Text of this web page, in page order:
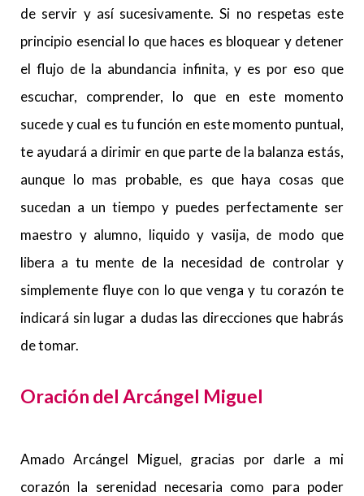
de servir y así sucesivamente. Si no respetas este
principio esencial lo que haces es bloquear y detener
el flujo de la abundancia infinita, y es por eso que
escuchar, comprender, lo que en este momento
sucede y cual es tu función en este momento puntual,
te ayudará a dirimir en que parte de la balanza estás,
aunque lo mas probable, es que haya cosas que
sucedan a un tiempo y puedes perfectamente ser
maestro y alumno, liquido y vasija, de modo que
libera a tu mente de la necesidad de controlar y
simplemente fluye con lo que venga y tu corazón te
indicará sin lugar a dudas las direcciones que habrás
de tomar.
Oración del Arcángel Miguel
Amado Arcángel Miguel, gracias por darle a mi
corazón la serenidad necesaria como para poder